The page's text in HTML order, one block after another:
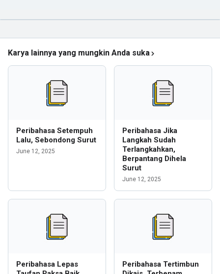
Karya lainnya yang mungkin Anda suka
Peribahasa Setempuh
Lalu, Sebondong Surut
June 12, 2025
Peribahasa Jika
Langkah Sudah
Terlangkahkan,
Berpantang Dihela
Surut
June 12, 2025
Peribahasa Lepas
Peribahasa Tertimbun